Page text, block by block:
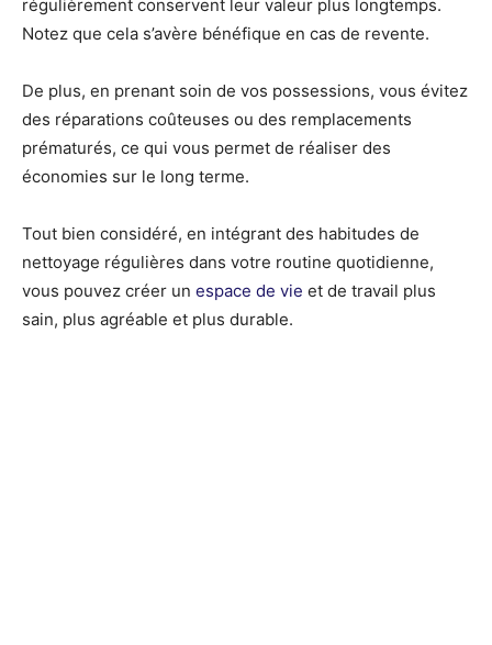
régulièrement conservent leur valeur plus longtemps.
Notez que cela s’avère bénéfique en cas de revente.
De plus, en prenant soin de vos possessions, vous évitez
des réparations coûteuses ou des remplacements
prématurés, ce qui vous permet de réaliser des
économies sur le long terme.
Tout bien considéré, en intégrant des habitudes de
nettoyage régulières dans votre routine quotidienne,
vous pouvez créer un espace de vie et de travail plus
sain, plus agréable et plus durable.